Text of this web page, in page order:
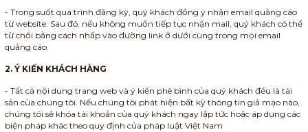
- Trong suốt quá trình đăng ký, quý khách đồng ý nhận email quảng cáo
từ website. Sau đó, nếu không muốn tiếp tục nhận mail, quý khách có thể
từ chối bằng cách nhấp vào đường link ở dưới cùng trong mọi email
quảng cáo.
2. Ý KIẾN KHÁCH HÀNG
- Tất cả nội dung trang web và ý kiến phê bình của quý khách đều là tài
sản của chúng tôi. Nếu chúng tôi phát hiện bất kỳ thông tin giả mạo nào,
chúng tôi sẽ khóa tài khoản của quý khách ngay lập tức hoặc áp dụng các
biện pháp khác theo quy định của pháp luật Việt Nam